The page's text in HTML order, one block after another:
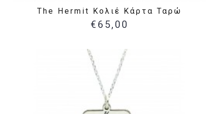
The Hermit Κολιέ Κάρτα Ταρώ
€65,00